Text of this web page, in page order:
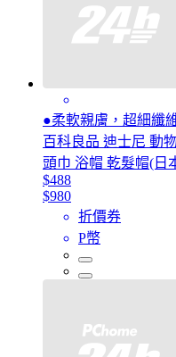
●柔軟親膚，超細纖
百科良品 迪士尼 動
頭巾 浴帽 乾髮帽(日
$488
$980
折價券
P幣